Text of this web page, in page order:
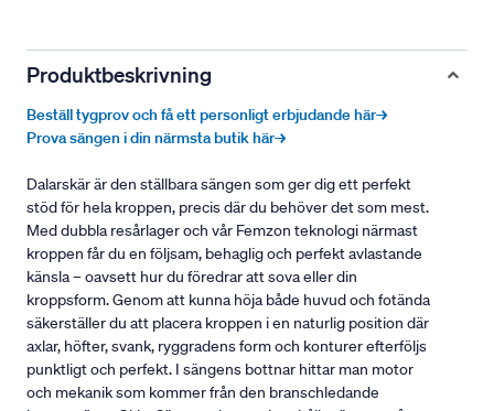
Produktbeskrivning
Beställ tygprov och få ett personligt erbjudande här→
Prova sängen i din närmsta butik här→
Dalarskär är den ställbara sängen som ger dig ett perfekt
stöd för hela kroppen, precis där du behöver det som mest.
Med dubbla resårlager och vår Femzon teknologi närmast
kroppen får du en följsam, behaglig och perfekt avlastande
känsla – oavsett hur du föredrar att sova eller din
kroppsform. Genom att kunna höja både huvud och fotända
säkerställer du att placera kroppen i en naturlig position där
axlar, höfter, svank, ryggradens form och konturer efterföljs
punktligt och perfekt. I sängens bottnar hittar man motor
och mekanik som kommer från den branschledande